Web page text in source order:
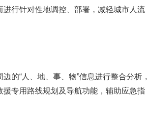
行针对性地调控、部署，减轻城市人流
的“人、地、事、物”信息进行整合分析
专用路线规划及导航功能，辅助应急指